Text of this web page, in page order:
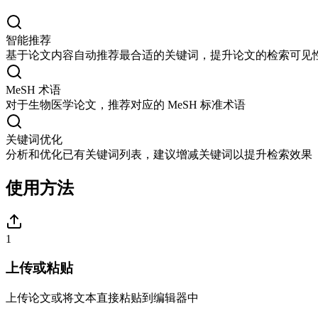
智能推荐
基于论文内容自动推荐最合适的关键词，提升论文的检索可见
MeSH 术语
对于生物医学论文，推荐对应的 MeSH 标准术语
关键词优化
分析和优化已有关键词列表，建议增减关键词以提升检索效果
使用方法
1
上传或粘贴
上传论文或将文本直接粘贴到编辑器中